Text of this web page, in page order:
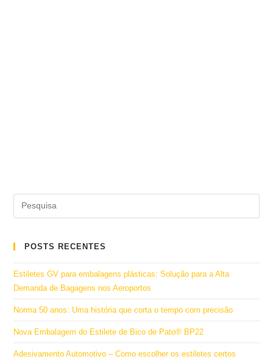
POSTS RECENTES
Estiletes GV para embalagens plásticas: Solução para a Alta
Demanda de Bagagens nos Aeroportos
Norma 50 anos: Uma história que corta o tempo com precisão
Nova Embalagem do Estilete de Bico de Pato® BP22
Adesivamento Automotivo – Como escolher os estiletes certos